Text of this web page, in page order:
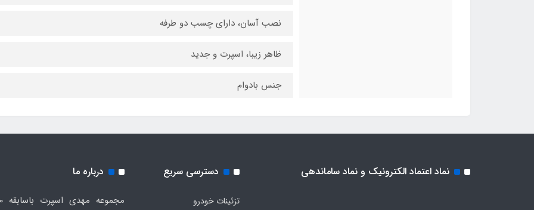
نصب آسان، دارای چسب دو طرفه
ظاهر زیبا، اسپرت و جدید
جنس بادوام
نماد اعتماد الکترونیک و نماد ساماندهی دسترسی سریع
تزئینات خودرو
درباره ما